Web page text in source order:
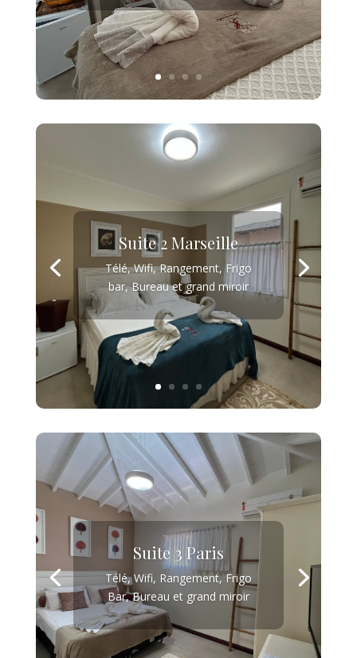
Suite 2 Marseille
Télé, Wifi, Rangement, Frigo
bar, Bureau et grand miroir
Suite 3 Paris
Télé, Wifi, Rangement, Frigo
Bar, Bureau et grand miroir